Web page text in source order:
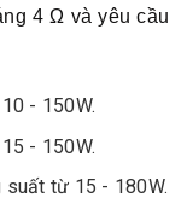
4 Ω và yêu cầu
- 150W.
- 150W.
suất từ 15 - 180W.